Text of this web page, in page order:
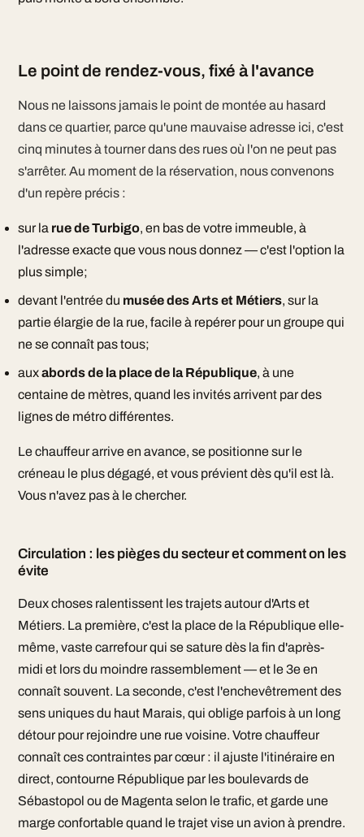
Le point de rendez-vous, fixé à l'avance
Nous ne laissons jamais le point de montée au hasard
dans ce quartier, parce qu'une mauvaise adresse ici, c'est
cinq minutes à tourner dans des rues où l'on ne peut pas
s'arrêter. Au moment de la réservation, nous convenons
d'un repère précis :
sur la rue de Turbigo, en bas de votre immeuble, à
l'adresse exacte que vous nous donnez — c'est l'option la
plus simple;
devant l'entrée du musée des Arts et Métiers, sur la
partie élargie de la rue, facile à repérer pour un groupe qui
ne se connaît pas tous;
auxabords de la place de la République, à une
centaine de mètres, quand les invités arrivent par des
lignes de métro différentes.
Le chauffeur arrive en avance, se positionne sur le
créneau le plus dégagé, et vous prévient dès qu'il est là.
Vous n'avez pas à le chercher.
Circulation : les pièges du secteur et comment on les
évite
Deux choses ralentissent les trajets autour d'Arts et
Métiers. La première, c'est la place de la République elle-
même, vaste carrefour qui se sature dès la fin d'après-
midi et lors du moindre rassemblement — et le 3e en
connaît souvent. La seconde, c'est l'enchevêtrement des
sens uniques du haut Marais, qui oblige parfois à un long
détour pour rejoindre une rue voisine. Votre chauffeur
connaît ces contraintes par cœur : il ajuste l'itinéraire en
direct, contourne République par les boulevards de
Sébastopol ou de Magenta selon le trafic, et garde une
marge confortable quand le trajet vise un avion à prendre.